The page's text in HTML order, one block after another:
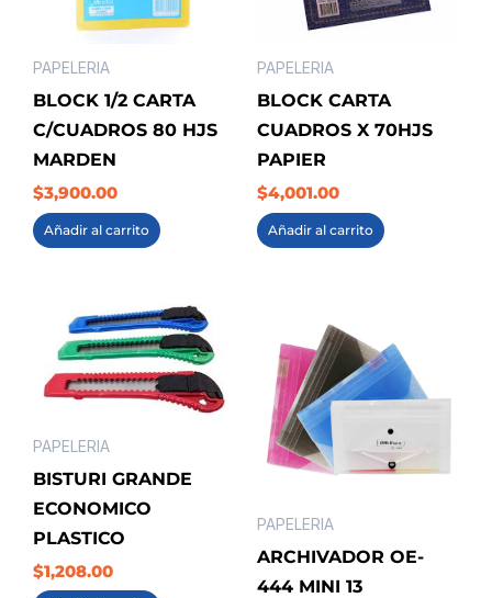
PAPELERIA
BLOCK 1/2 CARTA
C/CUADROS 80 HJS
MARDEN
$3,900.00
Añadir al carrito
PAPELERIA
BLOCK CARTA
CUADROS X 70HJS
PAPIER
$4,001.00
Añadir al carrito
PAPELERIA
BISTURI GRANDE
ECONOMICO
PLASTICO
$1,208.00
PAPELERIA
ARCHIVADOR OE-
444 MINI 13